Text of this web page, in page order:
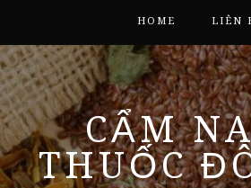
HOME LIÊN
CẨM
THUỐC